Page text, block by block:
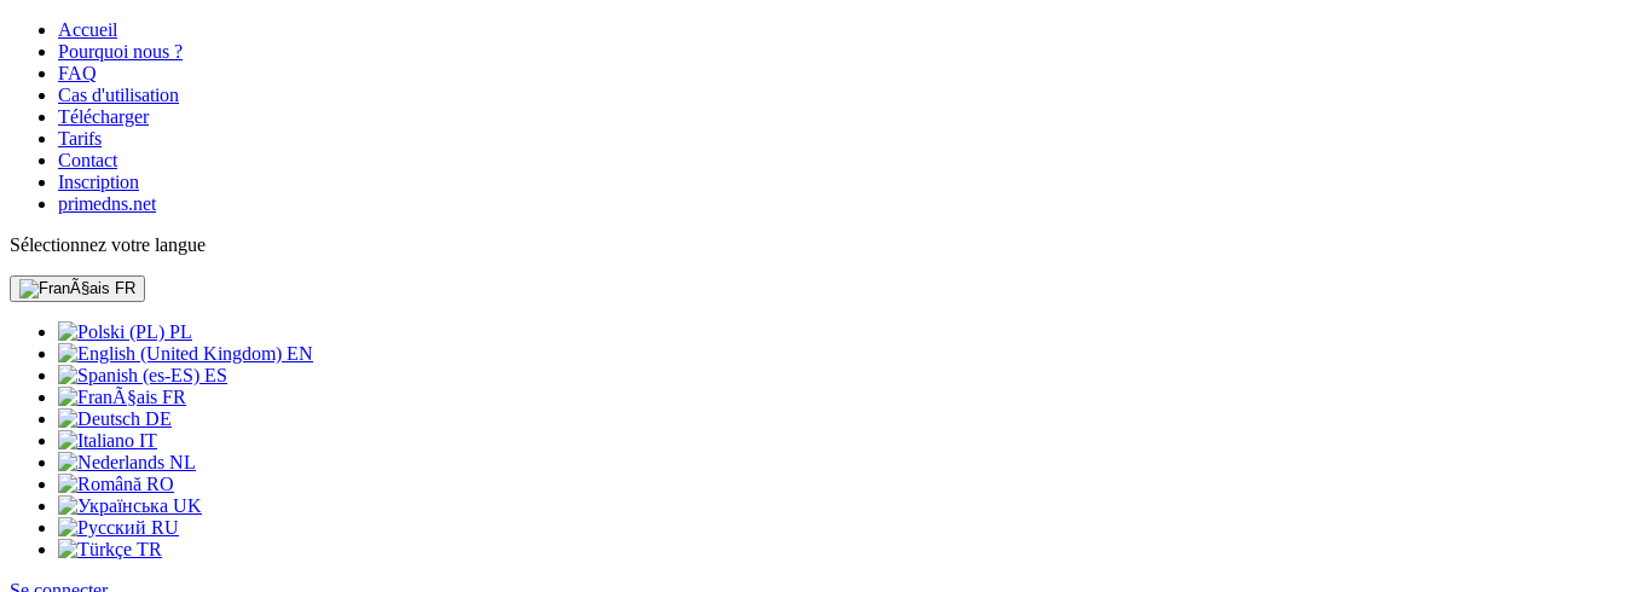
Accueil
Pourquoi nous ?
FAQ
Cas d'utilisation
Télécharger
Tarifs
Contact
Inscription
primedns.net
Sélectionnez votre langue
FR
PL
EN
ES
FR
DE
IT
NL
RO
UK
RU
TR